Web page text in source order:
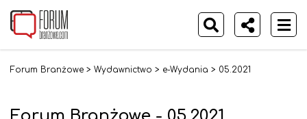
Forum Branżowe > Wydawnictwo > e-Wydania > 05.2021